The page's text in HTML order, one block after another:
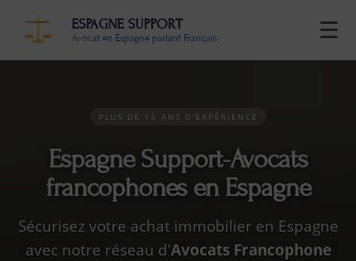
ESPAGNE SUPPORT
Avocat en Espagne parlant Français ☰
PLUS DE 15 ANS D'EXPÉRIENCE
Espagne Support-Avocats
francophones en Espagne
Sécurisez votre achat immobilier en Espagne
avec notre réseau d'Avocats Francophone